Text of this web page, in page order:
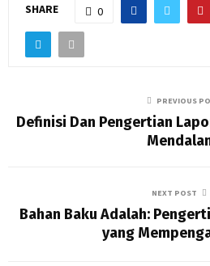
SHARE 0
PREVIOUS
Definisi Dan Pengertian
NEXT POST
Bahan Baku Adalah:
yang